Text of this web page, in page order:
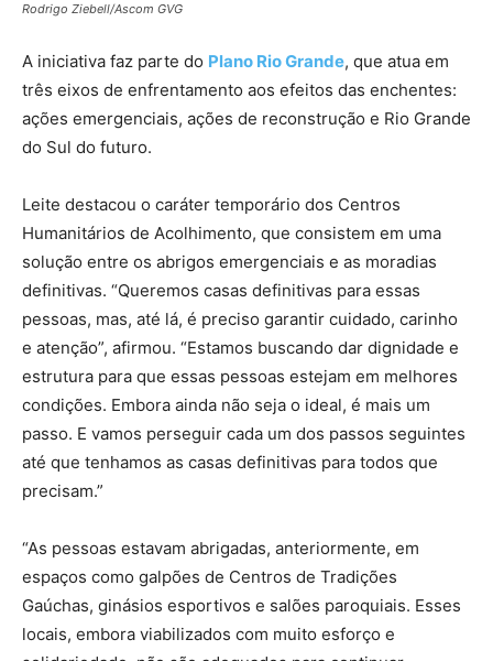
Rodrigo Ziebell/Ascom GVG
A iniciativa faz parte do Plano Rio Grande, que atua em
três eixos de enfrentamento aos efeitos das enchentes:
ações emergenciais, ações de reconstrução e Rio Grande
do Sul do futuro.
Leite destacou o caráter temporário dos Centros
Humanitários de Acolhimento, que consistem em uma
solução entre os abrigos emergenciais e as moradias
definitivas. “Queremos casas definitivas para essas
pessoas, mas, até lá, é preciso garantir cuidado, carinho
e atenção”, afirmou. “Estamos buscando dar dignidade e
estrutura para que essas pessoas estejam em melhores
condições. Embora ainda não seja o ideal, é mais um
passo. E vamos perseguir cada um dos passos seguintes
até que tenhamos as casas definitivas para todos que
precisam.”
“As pessoas estavam abrigadas, anteriormente, em
espaços como galpões de Centros de Tradições
Gaúchas, ginásios esportivos e salões paroquiais. Esses
locais, embora viabilizados com muito esforço e